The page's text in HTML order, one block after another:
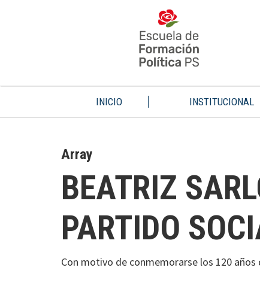
INICIO INSTITUCIONAL
Array
BEATRIZ
PARTIDO
Con motivo de conmemorarse los 120